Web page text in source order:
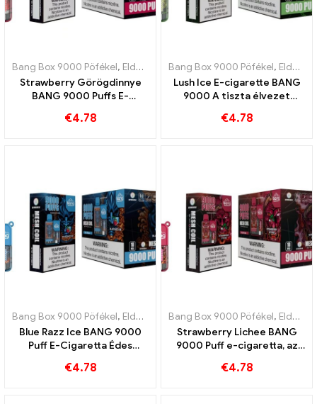
Bang Box 9000 Pöfékel, Eldobható e-cigaretta Svédország ,
Strawberry Görögdinnye
BANG 9000 Puffs E-
élvezet
€4.78
Bang Box 9000 Pöfékel, Eldobható e-cigaretta Svédország
Lush Ice E-cigarette BANG
9000 A tiszta élvezet
€4.78
Bang Box 9000 Pöfékel, Eldobható e-cigaretta Svédország ,
Blue Razz Ice BANG 9000
Puff E-Cigaretta Édes
€4.78
Bang Box 9000 Pöfékel, Eldobható e-cigaretta Svédország
Strawberry Lichee BANG
9000 Puff e-cigaretta, az
frissességének tökéletes
€4.78